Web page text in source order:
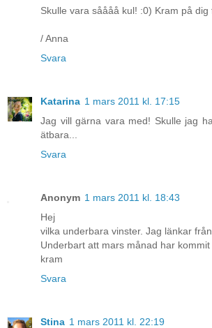
Skulle vara såååå kul! :0) Kram på dig
/ Anna
Svara
Katarina 1 mars 2011 kl. 17:15
Jag vill gärna vara med! Skulle jag
ätbara...
Svara
Anonym 1 mars 2011 kl. 18:43
Hej
vilka underbara vinster. Jag länkar
Underbart att mars månad har kommit
kram
Svara
Stina 1 mars 2011 kl. 22:19